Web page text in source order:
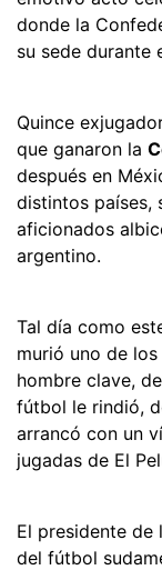
donde la
su sede durante
Quince
que ganaron la
después en
distintos países,
aficionados
argentino.
Tal día como
murió uno de
hombre clave,
fútbol le rindió,
arrancó con un
jugadas de El
El presidente de
del fútbol